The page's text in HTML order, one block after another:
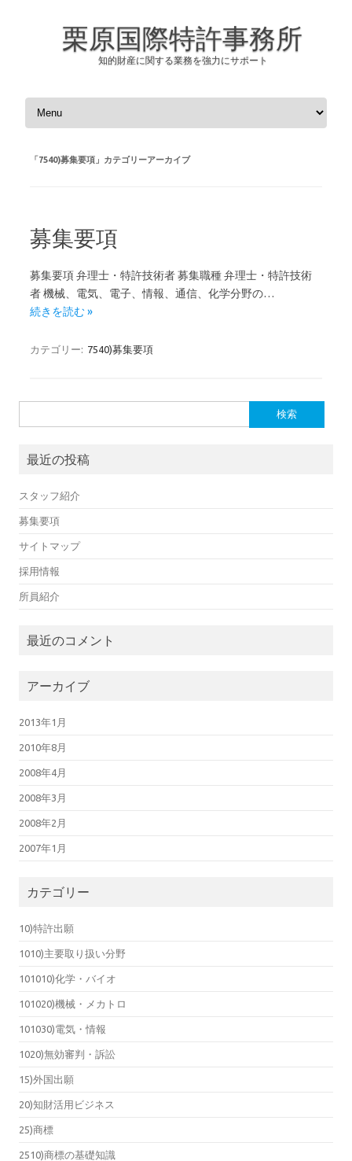
栗原国際特許事務所
知的財産に関する業務を強力にサポート
コンテンツへスキップ
「7540)募集要項 」カテゴリーアーカイブ
募集要項
募集要項 弁理士・特許技術者 募集職種 弁理士・特許技術
者 機械、電気、電子、情報、通信、化学分野の…
続きを読む »
カテゴリー: 7540)募集要項
索:
最近の投稿
スタッフ紹介
募集要項
サイトマップ
採用情報
所員紹介
最近のコメント
アーカイブ
2013年1月
2010年8月
2008年4月
2008年3月
2008年2月
2007年1月
カテゴリー
10)特許出願
1010)主要取り扱い分野
101010)化学・バイオ
101020)機械・メカトロ
101030)電気・情報
1020)無効審判・訴訟
15)外国出願
20)知財活用ビジネス
25)商標
2510)商標の基礎知識